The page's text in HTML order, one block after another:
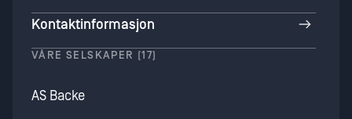
Kontaktinformasjon
VÅRE SELSKAPER (17)
AS Backe